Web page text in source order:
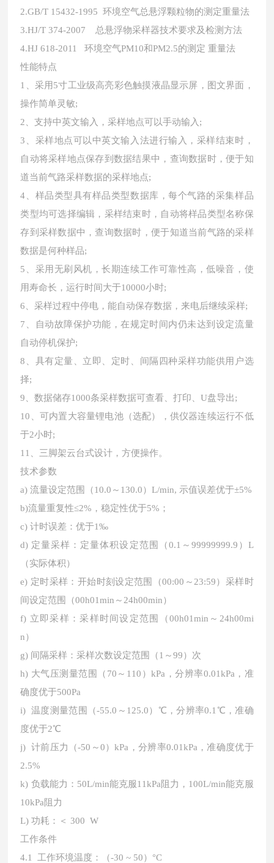
2.GB/T 15432-1995 环境空气总悬浮颗粒物的测定重量法
3.HJ/T 374-2007 总悬浮物采样器技术要求及检测方法
4.HJ 618-2011 环境空气PM10和PM2.5的测定 重量法
性能特点
1、采用5寸工业级高亮彩色触摸液晶显示屏，图文界面，
操作简单灵敏;
2、支持中英文输入，采样地点可以手动输入;
3、采样地点可以中英文输入法进行输入，采样结束时，
自动将采样地点保存到数据结果中，查询数据时，便于知
道当前气路采样数据的采样地点;
4、样品类型具有样品类型数据库，每个气路的采集样品
类型均可选择编辑，采样结束时，自动将样品类型名称保
存到采样数据中，查询数据时，便于知道当前气路的采样
数据是何种样品;
5、采用无刷风机，长期连续工作可靠性高，低噪音，使
用寿命长，运行时间大于10000小时;
6、采样过程中停电，能自动保存数据，来电后继续采样;
7、自动故障保护功能，在规定时间内仍未达到设定流量
自动停机保护;
8、具有定量、立即、定时、间隔四种采样功能供用户选
择;
9、数据储存1000条采样数据可查看、打印、U盘导出;
10、可内置大容量锂电池（选配），供仪器连续运行不低
于2小时;
11、三脚架云台式设计，方便操作。
技术参数
a) 流量设定范围（10.0～130.0）L/min, 示值误差优于±5%
b)流量重复性≤2%，稳定性优于5%；
c) 计时误差：优于1‰
d) 定量采样：定量体积设定范围（0.1～99999999.9）L
（实际体积）
e) 定时采样：开始时刻设定范围（00:00～23:59）采样时
间设定范围（00h01min～24h00min）
f) 立即采样：采样时间设定范围（00h01min～24h00mi
n）
g) 间隔采样：采样次数设定范围（1～99）次
h) 大气压测量范围（70～110）kPa，分辨率0.01kPa，准
确度优于500Pa
i) 温度测量范围（-55.0～125.0）℃，分辨率0.1℃，准确
度优于2℃
j) 计前压力（-50～0）kPa，分辨率0.01kPa，准确度优于
2.5%
k) 负载能力：50L/min能克服11kPa阻力，100L/min能克服
10kPa阻力
L) 功耗：＜ 300 W
工作条件
4.1 工作环境温度：（-30 ~ 50）°C